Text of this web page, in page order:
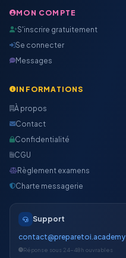
MON COMPTE
S'inscrire gratuitement
Se connecter
Messages
INFORMATIONS
À propos
Contact
Confidentialité
CGU
Règlement examens
Charte messagerie
Support
contact@preparetoi.academy
Réponse sous 24-48h ouvrables